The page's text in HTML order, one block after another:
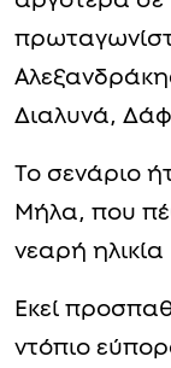
Διαλυνά,
Το σενάριο
Μήλα, που
νεαρή ηλικία
Εκεί
ντόπιο